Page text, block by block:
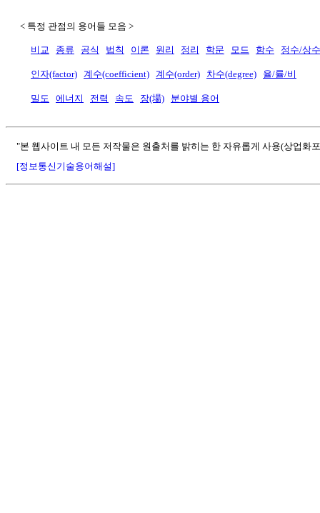
< 특정 관점의 용어들 모음 >
비교 종류 공식 법칙 이론 원리 정리 학문 모드 함수 정수/상수
인자(factor) 계수(coefficient) 계수(order) 차수(degree) 율/률/비
밀도 에너지 전력 속도 장(場) 분야별 용어
"본 웹사이트 내 모든 저작물은 원출처를 밝히는 한 자유롭게 사용(상업화
[정보통신기술용어해설]